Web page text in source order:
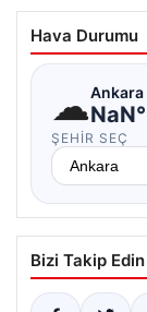
Hava Durumu
☁Ankara
ŞEHIR SEÇ
Bizi Takip Edin